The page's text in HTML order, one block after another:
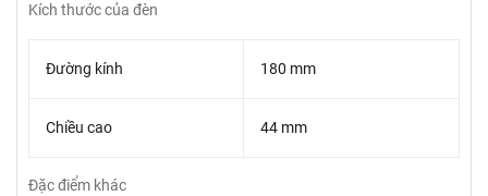
Kích thước của đèn
Đường kính 180 mm
Chiều cao 44 mm
Đặc điểm khác